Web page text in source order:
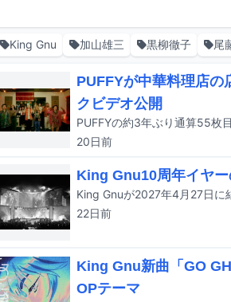
King Gnu 加山雄三 黒柳徹子 尾
PUFFYが中華料理店の
クビデオ公開
20日前
King Gnu10周年イヤ
22日前
King Gnu新曲「GO
OPテーマ